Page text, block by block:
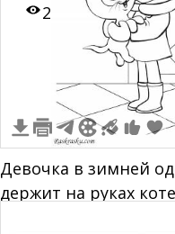
2
Девочка в зимней
держит на руках